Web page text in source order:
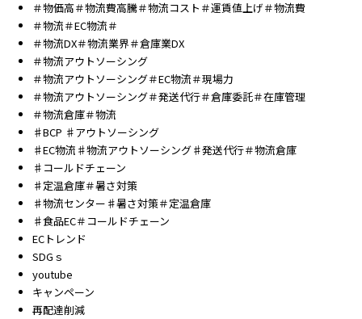
＃物価高＃物流費高騰＃物流コスト＃運賃値上げ＃物流費
＃物流＃EC物流＃
＃物流DX＃物流業界＃倉庫業DX
＃物流アウトソーシング
＃物流アウトソーシング＃EC物流＃現場力
＃物流アウトソーシング＃発送代行＃倉庫委託＃在庫管理
＃物流倉庫＃物流
♯BCP ♯アウトソーシング
♯EC物流♯物流アウトソーシング♯発送代行＃物流倉庫
♯コールドチェーン
♯定温倉庫＃暑さ対策
♯物流センター♯暑さ対策＃定温倉庫
♯食品EC＃コールドチェーン
ECトレンド
SDGｓ
youtube
キャンペーン
再配達削減